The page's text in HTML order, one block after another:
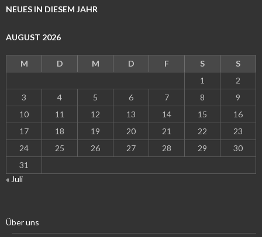
NEUES IN DIESEM JAHR
AUGUST 2026
M D M D F S
S
1
2
3
4 5 6 7 8
9
10
11 12 13 14 15
16
17
18 19 20 21 22
23
24
25 26 27 28 29
30
31
« Juli
Über uns